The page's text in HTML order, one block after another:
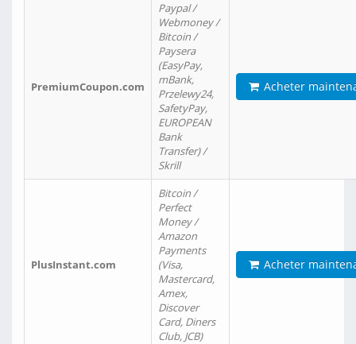
PremiumCoupon.com
Paypal /
Webmoney /
Bitcoin /
Paysera
(EasyPay,
mBank,
Przelewy24,
SafetyPay,
EUROPEAN
Bank
Transfer) /
Skrill
Acheter
PlusInstant.com
Bitcoin /
Perfect
Money /
Amazon
Payments
(Visa,
Mastercard,
Amex,
Discover
Card, Diners
Club, JCB)
Acheter